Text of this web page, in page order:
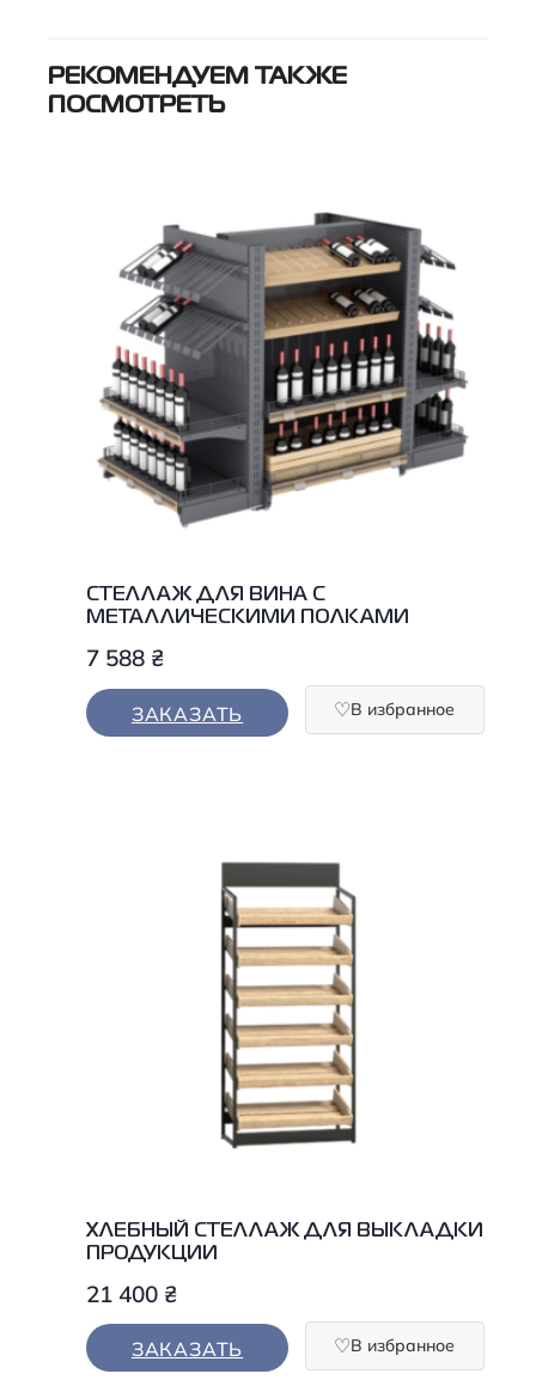
РЕКОМЕНДУЕМ ТАКЖЕ
ПОСМОТРЕТЬ
СТЕЛЛАЖ ДЛЯ ВИНА С
МЕТАЛЛИЧЕСКИМИ ПОЛКАМИ
7 588 ₴
ЗАКАЗАТЬ В избранное
ХЛЕБНЫЙ СТЕЛЛАЖ ДЛЯ ВЫКЛАДКИ
ПРОДУКЦИИ
21 400 ₴
ЗАКАЗАТЬ В избранное